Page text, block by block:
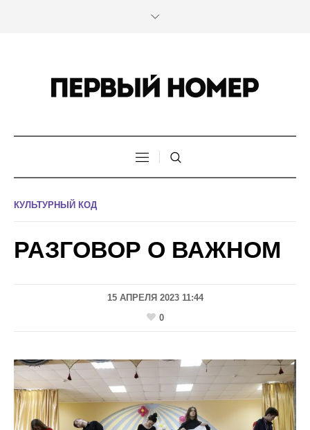
КУЛЬТУРНЫЙ КОД
РАЗГОВОР О ВАЖНОМ
15 АПРЕЛЯ 2023 11:44
0